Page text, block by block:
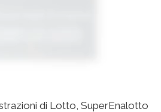
di Lotto, SuperEnalotto